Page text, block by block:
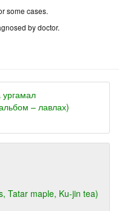
some cases.
by doctor.
ургамал
– лавлах)
Tatar maple, Ku-jin tea)